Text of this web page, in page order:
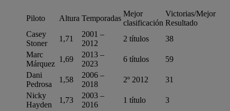
Piloto Altura Temporadas
Mejor
clasificación
Victorias/Mejor
Resultado
Casey
Stoner
1,71
2001 –
2012
2 títulos
38
Marc
Márquez
1,69
2013 –
2023
6 títulos
59
Dani
Pedrosa
1,58
2006 –
2018
2º 2012
31
Nicky
Hayden
1,73
2003 –
2016
1 título
3